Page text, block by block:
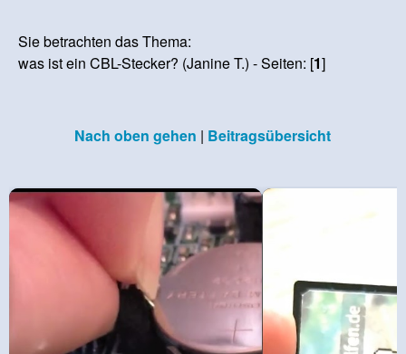
Sie betrachten das Thema:
was ist ein CBL-Stecker? (Janine T.) - Seiten: [1]
Nach oben gehen | Beitragsübersicht